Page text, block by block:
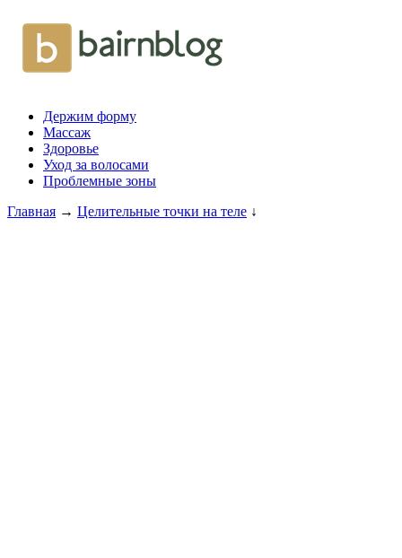
Держим форму
Массаж
Здоровье
Уход за волосами
Проблемные зоны
Главная → Целительные точки на теле ↓